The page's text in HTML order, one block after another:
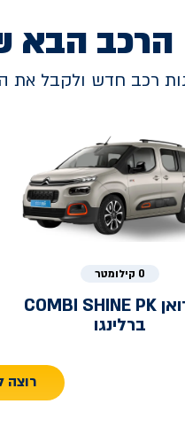
הרכב הבא
רכב חדש ולקבל את
0 קילומטר
COMBI SHINE PK
ברלינגו
רוצה